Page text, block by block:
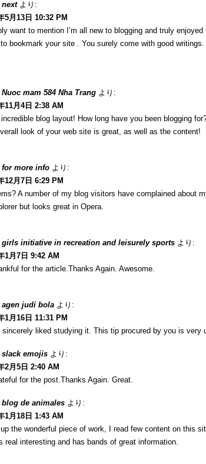
next より:
5月13日 10:32 PM
want to mention I’m all new to blogging and truly
bookmark your site . You surely come with good
Nuoc mam 584 Nha Trang より:
11月4日 2:38 AM
incredible blog layout! How long have you been blogging
look of your web site is great, as well as the content!
for more info より:
12月7日 6:29 PM
A number of my blog visitors have complained about
but looks great in Opera.
girls initiative in recreation and leisurely sports より:
1月7日 9:42 AM
for the article.Thanks Again. Awesome.
agen judi bola より:
1月16日 11:31 PM
sincerely liked studying it. This tip procured by you is very
slack emojis より:
2月5日 2:40 AM
for the post.Thanks Again. Great.
blog de animales より:
1月18日 1:43 AM
up the wonderful piece of work, I read few content on this
real interesting and has bands of great information.